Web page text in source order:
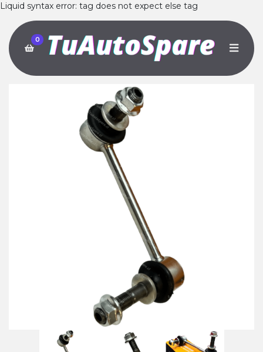
Liquid syntax error: tag does not expect else tag
0